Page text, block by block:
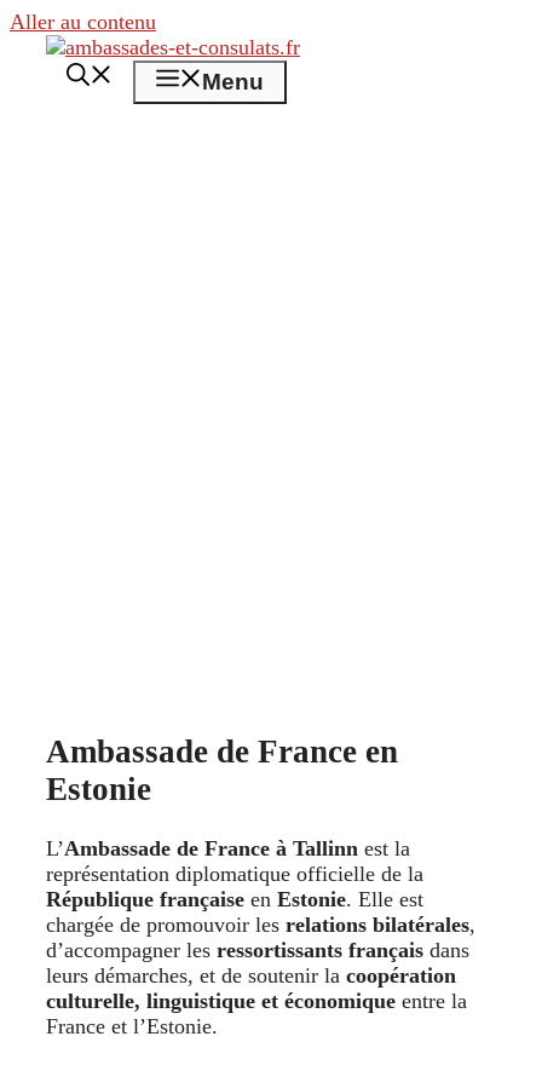
Aller au contenu
Menu
Ambassade de France en
Estonie
L’Ambassade de France à Tallinn est la
représentation diplomatique officielle de la
République française en Estonie. Elle est
chargée de promouvoir les relations bilatérales,
d’accompagner les ressortissants français dans
leurs démarches, et de soutenir la coopération
culturelle, linguistique et économique entre la
France et l’Estonie.